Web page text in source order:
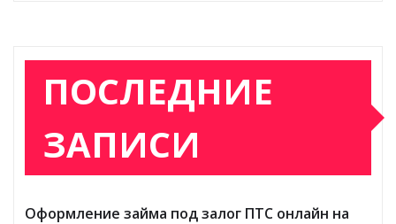
ПОСЛЕДНИЕ
ЗАПИСИ
Оформление займа под залог ПТС онлайн на